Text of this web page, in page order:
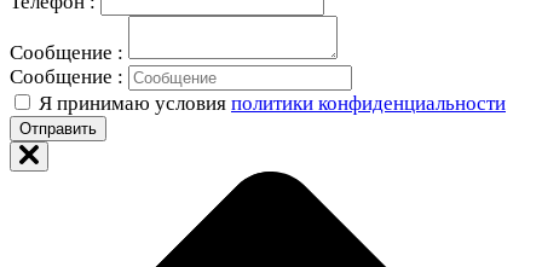
Сообщение :
Сообщение :
Я принимаю условия политики конфиденциальности
Отправить